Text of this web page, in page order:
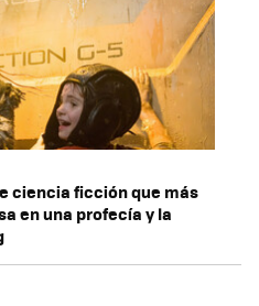
ciencia ficción que más
en una profecía y la